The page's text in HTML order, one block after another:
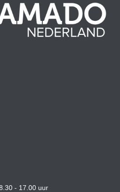
- 17.00 uur